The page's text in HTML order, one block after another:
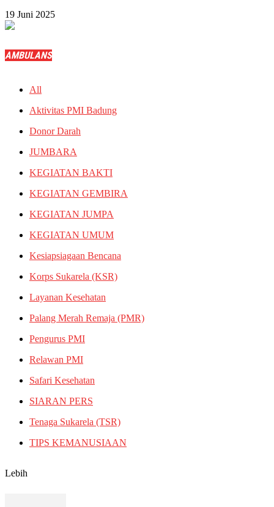
19 Juni 2025
AMBULANS
All
Aktivitas PMI Badung
Donor Darah
JUMBARA
KEGIATAN BAKTI
KEGIATAN GEMBIRA
KEGIATAN JUMPA
KEGIATAN UMUM
Kesiapsiagaan Bencana
Korps Sukarela (KSR)
Layanan Kesehatan
Palang Merah Remaja (PMR)
Pengurus PMI
Relawan PMI
Safari Kesehatan
SIARAN PERS
Tenaga Sukarela (TSR)
TIPS KEMANUSIAAN
Lebih